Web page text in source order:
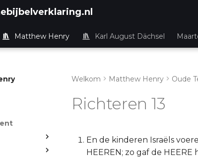
Matthew Henry Karl August Dächsel
Welkom Matthew Henry Oude
Richteren 13
En de kinderen Israëls
HEEREN; zo gaf de